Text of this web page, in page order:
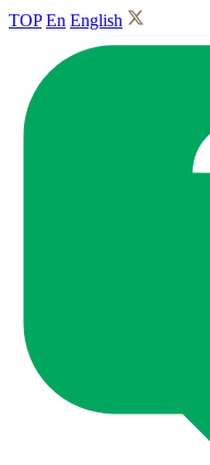
TOP En English